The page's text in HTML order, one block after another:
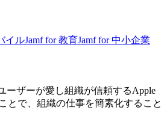
イルJamf for 教育Jamf for 中小企業
ーザーが愛し組織が信頼するApple
とで、組織の仕事を簡素化すること